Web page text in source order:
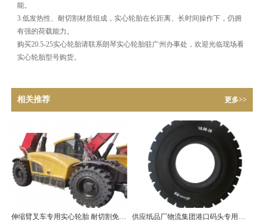
能。
3.低发热性、耐切割材质组成，实心轮胎在长距离、长时间操作下，仍拥
有强的荷载能力。
购买20.5-25实心轮胎请联系朗琴实心轮胎驻广州办事处，欢迎光临现场看
实心轮胎型号购货。
相关推荐 更多>>